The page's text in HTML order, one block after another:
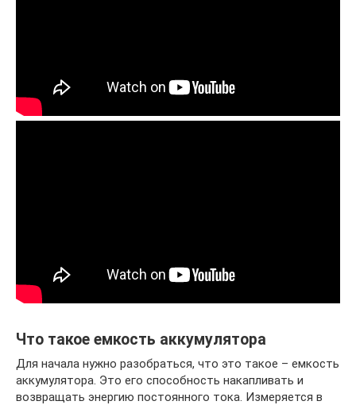
Что такое емкость аккумулятора
Для начала нужно разобраться, что это такое – емкость
аккумулятора. Это его способность накапливать и
возвращать энергию постоянного тока. Измеряется в